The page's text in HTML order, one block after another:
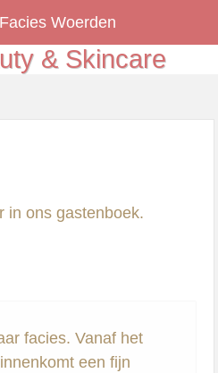
Woerden
& Skincare
in ons gastenboek.
facies. Vanaf het
een fijn